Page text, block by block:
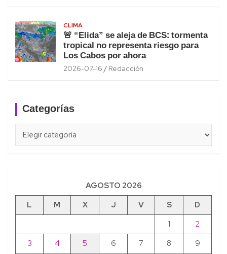
CLIMA
🚨 “Elida” se aleja de BCS: tormenta
tropical no representa riesgo para
Los Cabos por ahora
2026-07-16 Redacción
Categorías
AGOSTO 2026
L
M X J V S
D
1
2
3
4 5 6 7 8 9